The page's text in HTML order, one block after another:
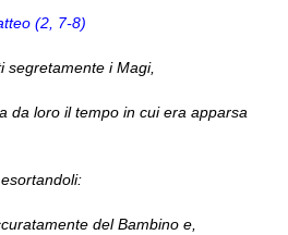
(2, 7-8)
segretamente i Magi,
da loro il tempo in cui era apparsa
del Bambino e,